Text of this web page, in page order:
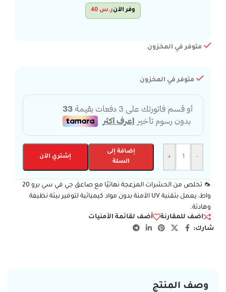
وفر الآنر.س
متوفر في المخزون
متوفر في المخزون
-
+
إضافة إلى
السلة
إشتري الآن
🦟 تخلص من الحشرات المزعجة نهائيًا مع صاعق جي في سي برو 20
واط، يعمل بتقنية UV الآمنة بدون مواد كيميائية لتوفير بيئة نظيفة
وهادئة.
اضف للمقارنة
أضف لقائمة الأمنيات
شارك:
وصف المنتج